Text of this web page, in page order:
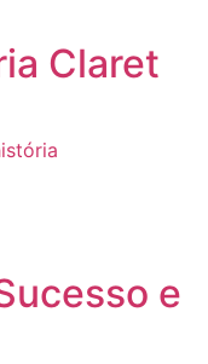
Claret
e